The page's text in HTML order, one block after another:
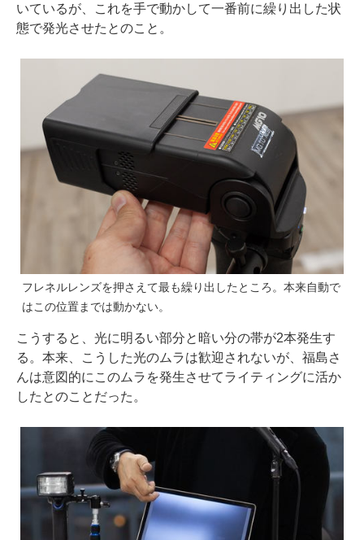
いているが、これを手で動かして一番前に繰り出した状
態で発光させたとのこと。
フレネルレンズを押さえて最も繰り出したところ。本来自動で
はこの位置までは動かない。
こうすると、光に明るい部分と暗い分の帯が2本発生す
る。本来、こうした光のムラは歓迎されないが、福島さ
んは意図的にこのムラを発生させてライティングに活か
したとのことだった。